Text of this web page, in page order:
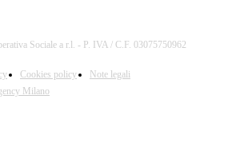
Sociale a r.l. - P. IVA / C.F. 03075750962
Cookies policy
Note legali
Milano